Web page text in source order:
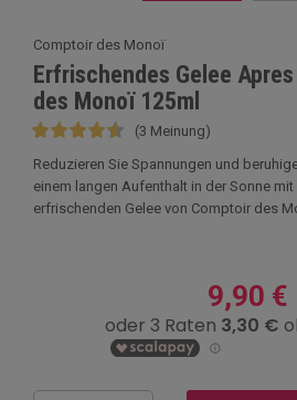
Comptoir des Monoï
Erfrischendes Gelee
des Monoï 125ml
(3 Meinung)
Reduzieren Sie Spannungen und
einem langen Aufenthalt in der Sonne
erfrischenden Gelee von Comptoir des
9,90 €